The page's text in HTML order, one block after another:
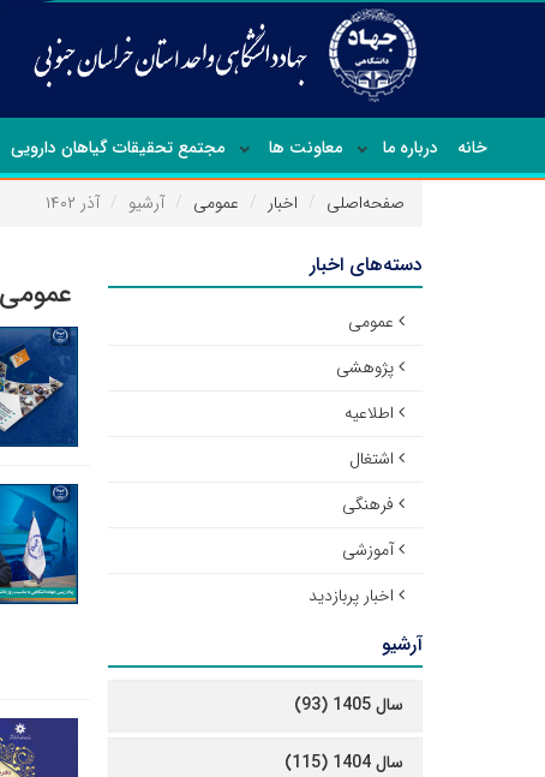
خانه درباره ما معاونت ها مجتمع تحقیقات گیاهان دارویی
صفحه‌اصلی اخبار عمومی آرشیو آذر ۱۴۰۲
دسته‌های اخبار
عمومی
پژوهشی
اطلاعیه
اشتغال
فرهنگی
آموزشی
اخبار پربازدید
آرشیو
سال 1405 (93)
سال 1404 (115)